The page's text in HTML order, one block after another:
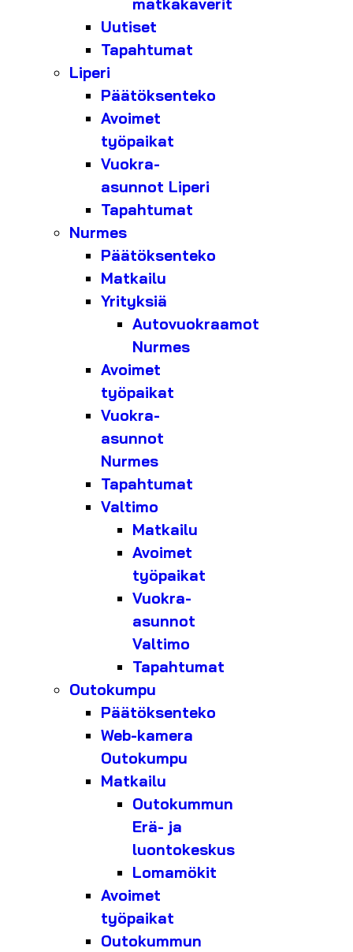
matkakaverit
Uutiset
Tapahtumat
Liperi
Päätöksenteko
Avoimet
työpaikat
Vuokra-
asunnot Liperi
Tapahtumat
Nurmes
Päätöksenteko
Matkailu
Yrityksiä
Autovuokraamot
Nurmes
Avoimet
työpaikat
Vuokra-
asunnot
Nurmes
Tapahtumat
Valtimo
Matkailu
Avoimet
työpaikat
Vuokra-
asunnot
Valtimo
Tapahtumat
Outokumpu
Päätöksenteko
Web-kamera
Outokumpu
Matkailu
Outokummun
Erä- ja
luontokeskus
Lomamökit
Avoimet
työpaikat
Outokummun